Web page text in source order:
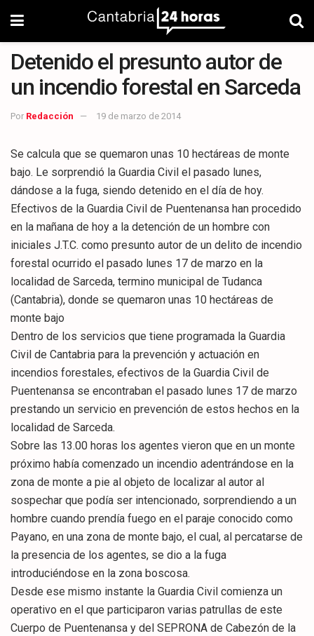
Detenido el presunto autor de
un incendio forestal en Sarceda
Por Redacción 19 de marzo de 2014
Se calcula que se quemaron unas 10 hectáreas de monte
bajo. Le sorprendió la Guardia Civil el pasado lunes,
dándose a la fuga, siendo detenido en el día de hoy.
Efectivos de la Guardia Civil de Puentenansa han procedido
en la mañana de hoy a la detención de un hombre con
iniciales J.T.C. como presunto autor de un delito de incendio
forestal ocurrido el pasado lunes 17 de marzo en la
localidad de Sarceda, termino municipal de Tudanca
(Cantabria), donde se quemaron unas 10 hectáreas de
monte bajo
Dentro de los servicios que tiene programada la Guardia
Civil de Cantabria para la prevención y actuación en
incendios forestales, efectivos de la Guardia Civil de
Puentenansa se encontraban el pasado lunes 17 de marzo
prestando un servicio en prevención de estos hechos en la
localidad de Sarceda.
Sobre las 13.00 horas los agentes vieron que en un monte
próximo había comenzado un incendio adentrándose en la
zona de monte a pie al objeto de localizar al autor al
sospechar que podía ser intencionado, sorprendiendo a un
hombre cuando prendía fuego en el paraje conocido como
Payano, en una zona de monte bajo, el cual, al percatarse de
la presencia de los agentes, se dio a la fuga
introduciéndose en la zona boscosa.
Desde ese mismo instante la Guardia Civil comienza un
operativo en el que participaron varias patrullas de este
Cuerpo de Puentenansa y del SEPRONA de Cabezón de la